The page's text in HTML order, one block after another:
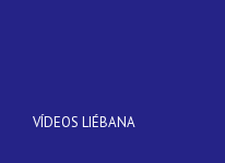
VÍDEOS LIÉBANA